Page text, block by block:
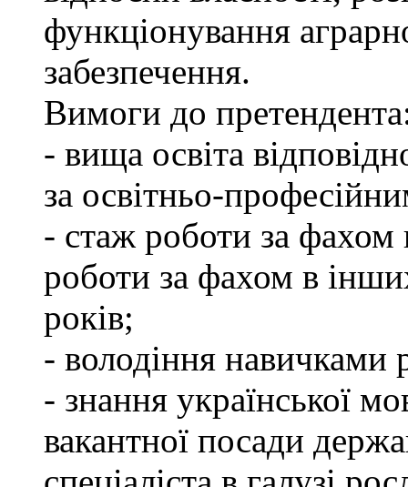
функціонування
забезпечення.
Вимоги до
- вища освіта
за освітньо-
- стаж роботи за
роботи за фахом в
років;
- володіння навичками
- знання української
вакантної посади